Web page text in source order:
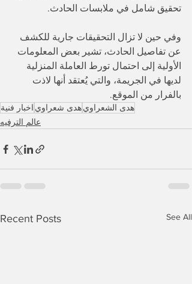
تحقيق شامل في ملابسات الحادث.
وفي حين لا تزال التحقيقات جارية للكشف
عن تفاصيل الحادث، تشير بعض المعلومات
الأولية إلى احتمال تورط العاملة المنزلية
لديها في الجريمة، والتي يُعتقد أنها لاذت
بالفرار من الموقع.
اخبار فنية هدى شعراويهدى الشعراوي
عالم الترفيه
Recent Posts See All